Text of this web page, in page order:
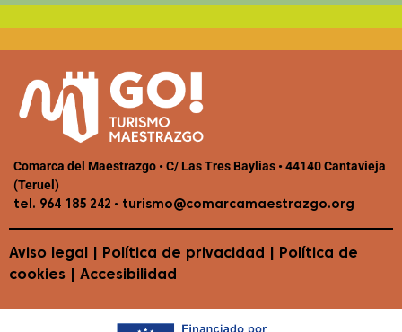
Comarca del Maestrazgo • C/ Las Tres Baylias • 44140 Cantavieja
(Teruel)
tel. 964 185 242 • turismo@comarcamaestrazgo.org
Aviso legal Política de privacidad
Política de
cookies
Accesibilidad